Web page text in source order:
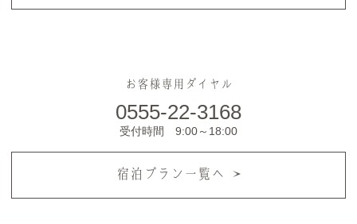
お客様専用ダイヤル
0555-22-3168
受付時間 9:00～18:00
宿泊プラン一覧へ